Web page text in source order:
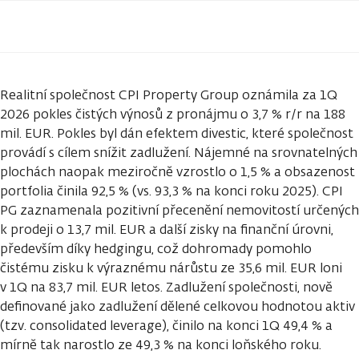
Realitní společnost CPI Property Group oznámila za 1Q
2026 pokles čistých výnosů z pronájmu o 3,7 % r/r na 188
mil. EUR. Pokles byl dán efektem divestic, které společnost
provádí s cílem snížit zadlužení. Nájemné na srovnatelných
plochách naopak meziročně vzrostlo o 1,5 % a obsazenost
portfolia činila 92,5 % (vs. 93,3 % na konci roku 2025). CPI
PG zaznamenala pozitivní přecenění nemovitostí určených
k prodeji o 13,7 mil. EUR a další zisky na finanční úrovni,
především díky hedgingu, což dohromady pomohlo
čistému zisku k výraznému nárůstu ze 35,6 mil. EUR loni
v 1Q na 83,7 mil. EUR letos. Zadlužení společnosti, nově
definované jako zadlužení dělené celkovou hodnotou aktiv
(tzv. consolidated leverage), činilo na konci 1Q 49,4 % a
mírně tak narostlo ze 49,3 % na konci loňského roku.